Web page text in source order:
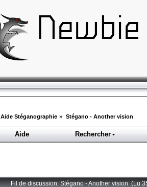
Aide Stéganographie » Stégano - Another vision
Aide Rechercher
Fil de discussion: Stégano - Another vision (Lu